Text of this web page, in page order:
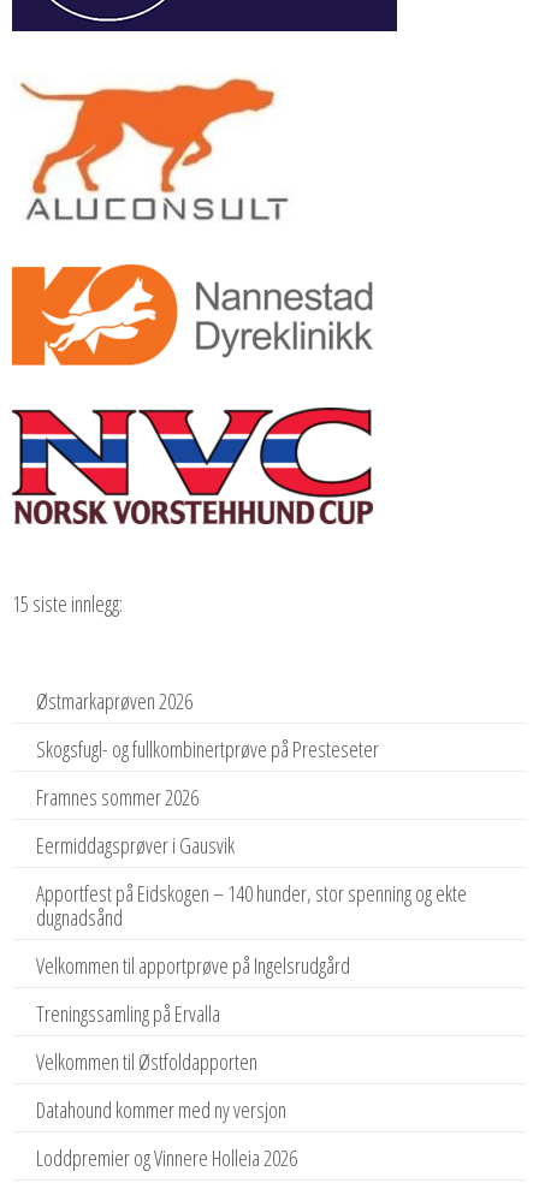
15 siste innlegg:
Østmarkaprøven 2026
Skogsfugl- og fullkombinertprøve på Presteseter
Framnes sommer 2026
Eermiddagsprøver i Gausvik
Apportfest på Eidskogen – 140 hunder, stor spenning og ekte
dugnadsånd
Velkommen til apportprøve på Ingelsrudgård
Treningssamling på Ervalla
Velkommen til Østfoldapporten
Datahound kommer med ny versjon
Loddpremier og Vinnere Holleia 2026